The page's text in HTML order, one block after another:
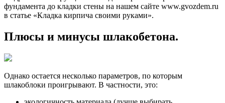
фундамента до кладки стены на нашем сайте www.gvozdem.ru
в статье «Кладка кирпича своими руками».
Плюсы и минусы шлакобетона.
Однако остается несколько параметров, по которым
шлакоблоки проигрывают. В частности, это: